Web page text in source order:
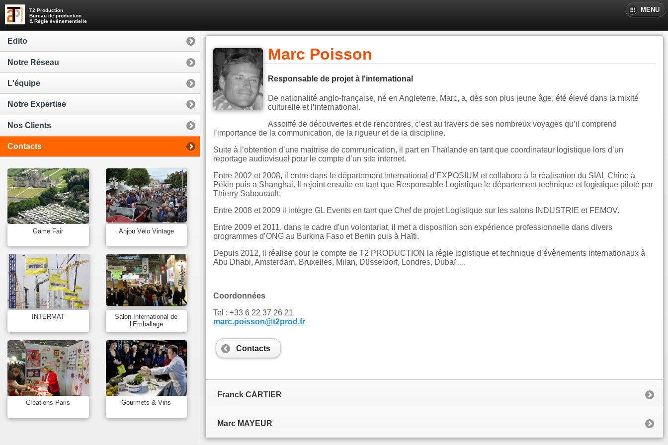
T2 Production
Bureau de production
& Régie évènementielle
MENU
Marc Poisson
Responsable de projet à l'international
De nationalité anglo-française, né en Angleterre, Marc, a, dès son plus jeune âge, été élevé dans la mixité
culturelle et l’international.
Assoiffé de découvertes et de rencontres, c’est au travers de ses nombreux voyages qu’il comprend
l’importance de la communication, de la rigueur et de la discipline.
Suite à l’obtention d’une maitrise de communication, il part en Thaïlande en tant que coordinateur logistique lors d’un
reportage audiovisuel pour le compte d’un site internet.
Entre 2002 et 2008, il entre dans le département international d’EXPOSIUM et collabore à la réalisation du SIAL Chine à
Pékin puis a Shanghai. Il rejoint ensuite en tant que Responsable Logistique le département technique et logistique piloté par
Thierry Sabourault.
Entre 2008 et 2009 il intègre GL Events en tant que Chef de projet Logistique sur les salons INDUSTRIE et FEMOV.
Entre 2009 et 2011, dans le cadre d’un volontariat, il met a disposition son expérience professionnelle dans divers
programmes d’ONG au Burkina Faso et Benin puis à Haïti.
Depuis 2012, il réalise pour le compte de T2 PRODUCTION la régie logistique et technique d’évènements internationaux à
Abu Dhabi, Amsterdam, Bruxelles, Milan, Düsseldorf, Londres, Dubaï ....
Coordonnées
Tel : +33 6 22 37 26 21
marc.poisson@t2prod.fr
Contacts
Franck CARTIER
Marc MAYEUR
Edito
Notre Réseau
L'équipe
Notre Expertise
Nos Clients
Contacts
Anjou Vélo Vintage
Game Fair
Salon International de
l’Emballage
INTERMAT
Gourmets & Vins
Créations Paris